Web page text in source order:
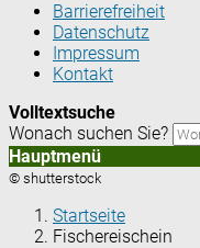
Barrierefreiheit
Datenschutz
Impressum
Kontakt
Volltextsuche
Wonach suchen Sie?
Hauptmenü
© shutterstock
Startseite
Fischereischein